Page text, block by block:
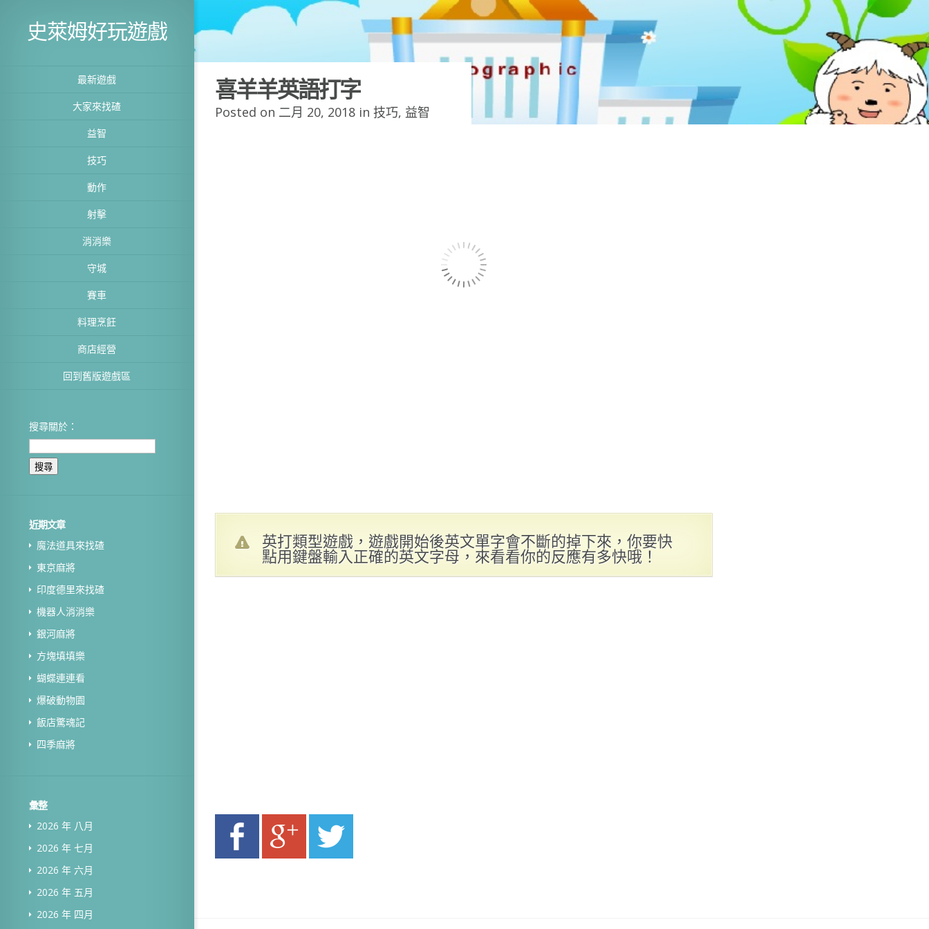
史萊姆好玩遊戲
最新遊戲
大家來找碴
益智
技巧
動作
射擊
消消樂
守城
賽車
料理烹飪
商店經營
回到舊版遊戲區
搜尋關於：
近期文章
魔法道具來找碴
東京麻將
印度德里來找碴
機器人消消樂
銀河麻將
方塊填填樂
蝴蝶連連看
爆破動物園
飯店驚魂記
四季麻將
彙整
2026 年 八月
2026 年 七月
2026 年 六月
2026 年 五月
2026 年 四月
喜羊羊英語打字
Posted on 二月 20, 2018 in 技巧, 益智
英打類型遊戲，遊戲開始後英文單字會不斷的掉下來，你要快
點用鍵盤輸入正確的英文字母，來看看你的反應有多快哦！